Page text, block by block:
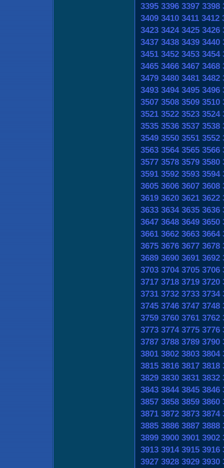
3395 3396 3397 3398
3409 3410 3411 3412
3423 3424 3425 3426
3437 3438 3439 3440
3451 3452 3453 3454
3465 3466 3467 3468
3479 3480 3481 3482
3493 3494 3495 3496
3507 3508 3509 3510
3521 3522 3523 3524
3535 3536 3537 3538
3549 3550 3551 3552
3563 3564 3565 3566
3577 3578 3579 3580
3591 3592 3593 3594
3605 3606 3607 3608
3619 3620 3621 3622
3633 3634 3635 3636
3647 3648 3649 3650
3661 3662 3663 3664
3675 3676 3677 3678
3689 3690 3691 3692
3703 3704 3705 3706
3717 3718 3719 3720
3731 3732 3733 3734
3745 3746 3747 3748
3759 3760 3761 3762
3773 3774 3775 3776
3787 3788 3789 3790
3801 3802 3803 3804
3815 3816 3817 3818
3829 3830 3831 3832
3843 3844 3845 3846
3857 3858 3859 3860
3871 3872 3873 3874
3885 3886 3887 3888
3899 3900 3901 3902
3913 3914 3915 3916
3927 3928 3929 3930